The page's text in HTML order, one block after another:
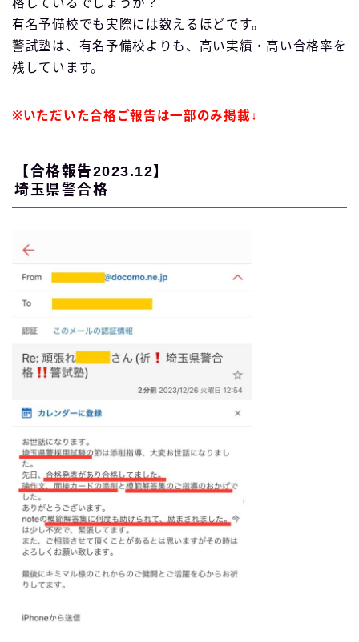
格しているでしょうか？
有名予備校でも実際には数えるほどです。
警試塾は、有名予備校よりも、高い実績・高い合格率を
残しています。
※いただいた合格ご報告は一部のみ掲載↓
【合格報告2023.12】
埼玉県警合格